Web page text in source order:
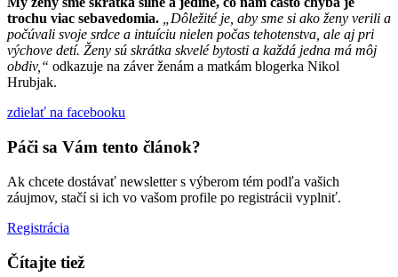
trochu viac sebavedomia.
„Dôležité je, aby sme si ako ženy verili a
počúvali svoje srdce a intuíciu nielen počas tehotenstva, ale aj pri
výchove detí. Ženy sú skrátka skvelé bytosti a každá jedna má môj
obdiv,“ odkazuje na záver ženám a matkám blogerka Nikol
Hrubjak.
zdielať na facebooku
Páči sa Vám tento článok?
Ak chcete dostávať newsletter s výberom tém podľa vašich
záujmov, stačí si ich vo vašom profile po registrácii vyplniť.
Registrácia
Čítajte tiež